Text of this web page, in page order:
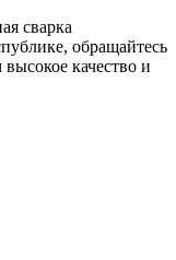
сварка
обращайтесь
качество и